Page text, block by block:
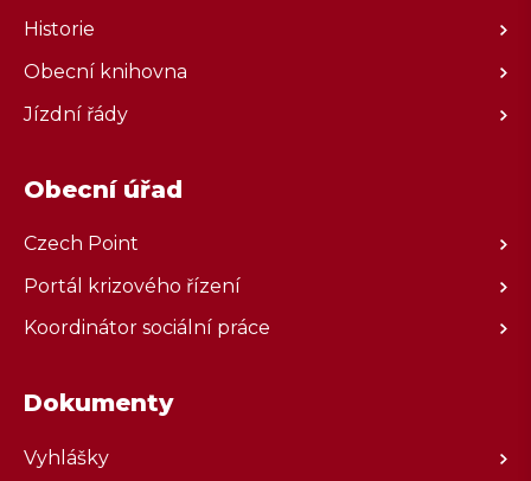
Historie
Obecní knihovna
Jízdní řády
Obecní úřad
Czech Point
Portál krizového řízení
Koordinátor sociální práce
Dokumenty
Vyhlášky